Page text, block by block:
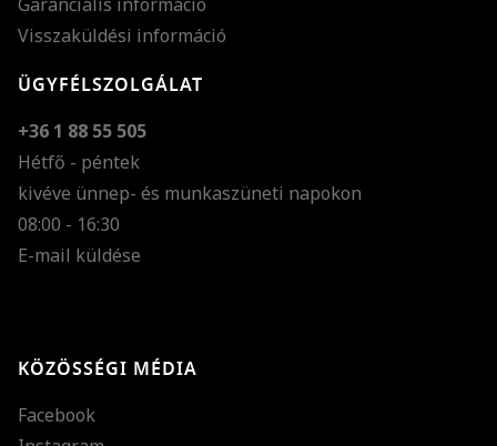
Garanciális információ
Visszaküldési információ
ÜGYFÉLSZOLGÁLAT
+36 1 88 55 505
Hétfő - péntek
kivéve ünnep- és munkaszüneti napokon
08:00 - 16:30
E-mail küldése
KÖZÖSSÉGI MÉDIA
Facebook